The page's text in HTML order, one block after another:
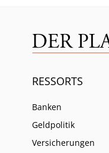
RESSORTS
Banken
Geldpolitik
Versicherungen